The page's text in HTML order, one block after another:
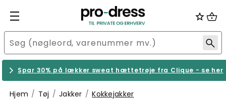
Spar 30% på lækker sweat hættetrøje fra Clique - se her
Hjem Tøj Jakker Kokkejakker